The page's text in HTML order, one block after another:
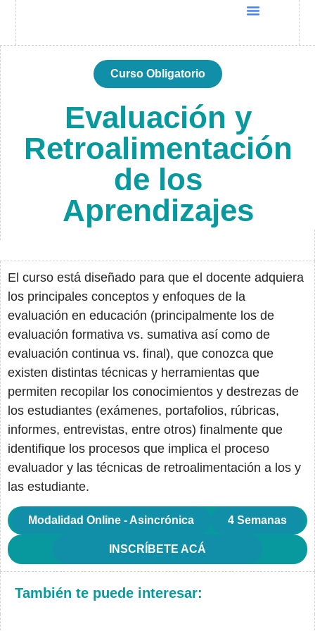
Curso Obligatorio
Evaluación y
Retroalimentación
de los
Aprendizajes
El curso está diseñado para que el docente adquiera
los principales conceptos y enfoques de la
evaluación en educación (principalmente los de
evaluación formativa vs. sumativa así como de
evaluación continua vs. final), que conozca que
existen distintas técnicas y herramientas que
permiten recopilar los conocimientos y destrezas de
los estudiantes (exámenes, portafolios, rúbricas,
informes, entrevistas, entre otros) finalmente que
identifique los procesos que implica el proceso
evaluador y las técnicas de retroalimentación a los y
las estudiante.
Modalidad Online - Asincrónica 4 Semanas
INSCRÍBETE ACÁ
También te puede interesar: